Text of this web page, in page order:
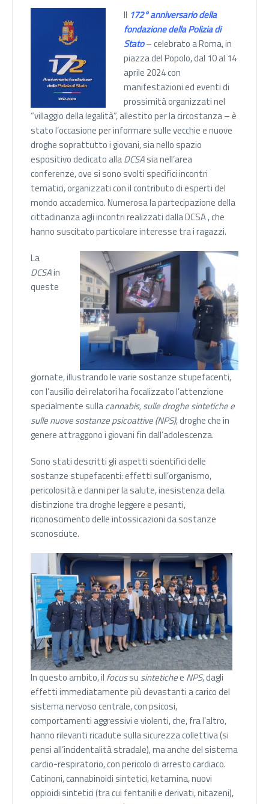
Il 172° anniversario della
fondazione della Polizia di
Stato– celebrato a Roma, in
piazza del Popolo, dal 10 al 14
aprile 2024 con
manifestazioni ed eventi di
prossimità organizzati nel
“villaggio della legalità”, allestito per la circostanza – è
stato l’occasione per informare sulle vecchie e nuove
droghe soprattutto i giovani, sia nello spazio
espositivo dedicato allaDCSAsia nell’area
conferenze, ove si sono svolti specifici incontri
tematici, organizzati con il contributo di esperti del
mondo accademico. Numerosa la partecipazione della
cittadinanza agli incontri realizzati dalla DCSA , che
hanno suscitato particolare interesse tra i ragazzi.
La
DCSAin
queste
giornate, illustrando le varie sostanze stupefacenti,
con l’ausilio dei relatori ha focalizzato l’attenzione
specialmente sullacannabis, sulle droghe sintetiche e
sulle nuove sostanze psicoattive (NPS), droghe che in
genere attraggono i giovani fin dall’adolescenza.
Sono stati descritti gli aspetti scientifici delle
sostanze stupefacenti: effetti sull’organismo,
pericolosità e danni per la salute, inesistenza della
distinzione tra droghe leggere e pesanti,
riconoscimento delle intossicazioni da sostanze
sconosciute.
In questo ambito, il focussu sintetichee NPS, dagli
effetti immediatamente più devastanti a carico del
sistema nervoso centrale, con psicosi,
comportamenti aggressivi e violenti, che, fra l’altro,
hanno rilevanti ricadute sulla sicurezza collettiva (si
pensi all’incidentalità stradale), ma anche del sistema
cardio-respiratorio, con pericolo di arresto cardiaco.
Catinoni, cannabinoidi sintetici, ketamina, nuovi
oppioidi sintetici (tra cui fentanili e derivati, nitazeni),